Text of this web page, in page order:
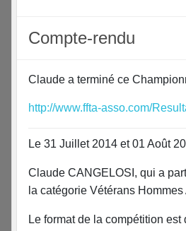
Compte-rendu
Claude a terminé ce
http://www.ffta-asso.com/
Le 31 Juillet 2014 et 01 Août
Claude CANGELOSI, qui a
la catégorie Vétérans Hommes
Le format de la compétition